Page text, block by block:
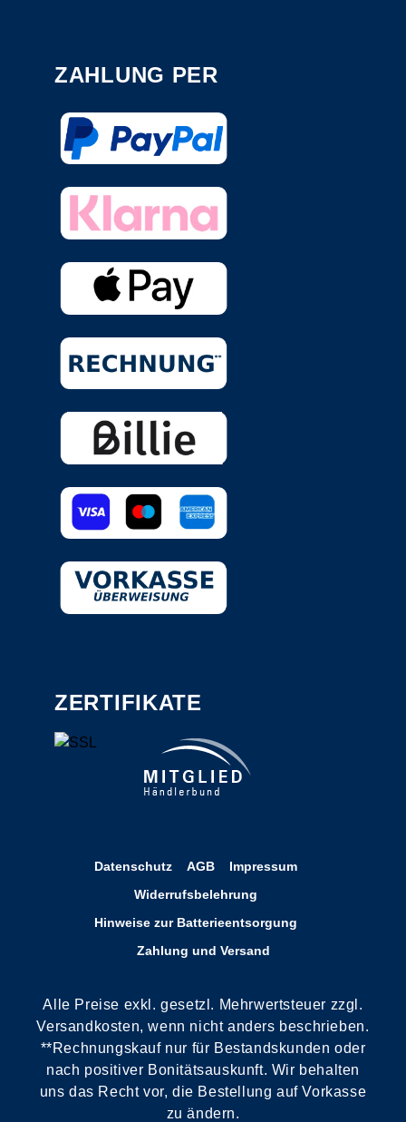
ZAHLUNG PER
ZERTIFIKATE
Datenschutz AGB
Impressum
Widerrufsbelehrung
Hinweise zur Batterieentsorgung
Zahlung und Versand
Alle Preise exkl. gesetzl. Mehrwertsteuer zzgl.
Versandkosten, wenn nicht anders beschrieben.
**Rechnungskauf nur für Bestandskunden oder
nach positiver Bonitätsauskunft. Wir behalten
uns das Recht vor, die Bestellung auf Vorkasse
zu ändern.